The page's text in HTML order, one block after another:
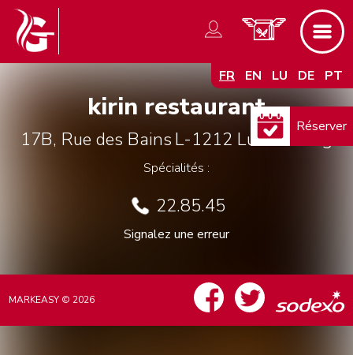
FR EN LU DE PT
kirin restaurant
17B, Rue des Bains L-1212 Luxembourg
Spécialités :
22.85.45
Signalez une erreur
Réserver
MARKEASY © 2026